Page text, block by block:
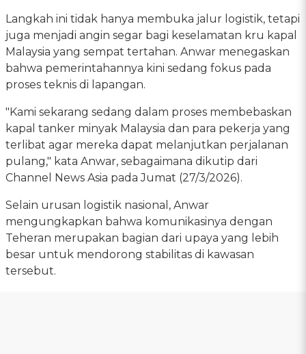
Langkah ini tidak hanya membuka jalur logistik, tetapi
juga menjadi angin segar bagi keselamatan kru kapal
Malaysia yang sempat tertahan. Anwar menegaskan
bahwa pemerintahannya kini sedang fokus pada
proses teknis di lapangan.
"Kami sekarang sedang dalam proses membebaskan
kapal tanker minyak Malaysia dan para pekerja yang
terlibat agar mereka dapat melanjutkan perjalanan
pulang," kata Anwar, sebagaimana dikutip dari
Channel News Asia pada Jumat (27/3/2026).
Selain urusan logistik nasional, Anwar
mengungkapkan bahwa komunikasinya dengan
Teheran merupakan bagian dari upaya yang lebih
besar untuk mendorong stabilitas di kawasan
tersebut.